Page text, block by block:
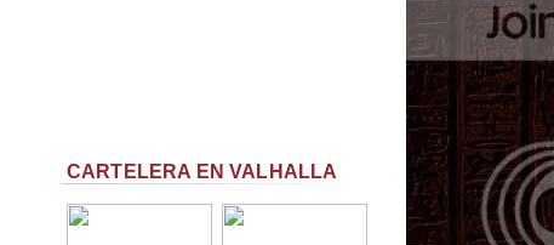
CARTELERA EN VALHALLA